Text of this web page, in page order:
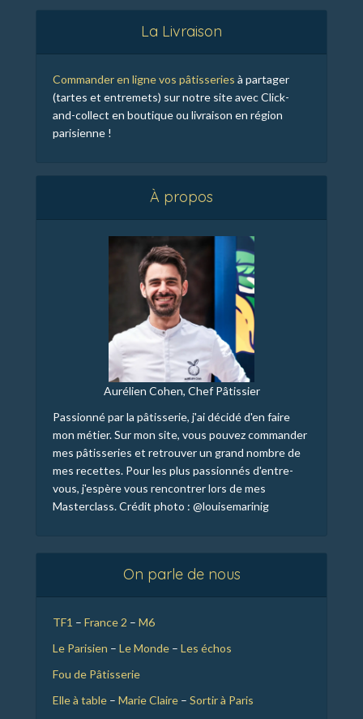
La Livraison
Commander en ligne vos pâtisseries à partager
(tartes et entremets) sur notre site avec Click-
and-collect en boutique ou livraison en région
parisienne !
À propos
Aurélien Cohen, Chef Pâtissier
Passionné par la pâtisserie, j'ai décidé d'en faire
mon métier. Sur mon site, vous pouvez commander
mes pâtisseries et retrouver un grand nombre de
mes recettes. Pour les plus passionnés d'entre-
vous, j'espère vous rencontrer lors de mes
Masterclass. Crédit photo : @louisemarinig
On parle de nous
TF1 – France 2 – M6
Le Parisien – Le Monde – Les échos
Fou de Pâtisserie
Elle à table – Marie Claire – Sortir à Paris